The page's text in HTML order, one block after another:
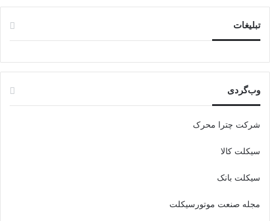
تبلیغات
وب‌گردی
شرکت چترا محرک
سیکلت کالا
سیکلت بانک
مجله صنعت موتورسیکلت